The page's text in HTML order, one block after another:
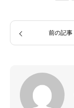
前の記事